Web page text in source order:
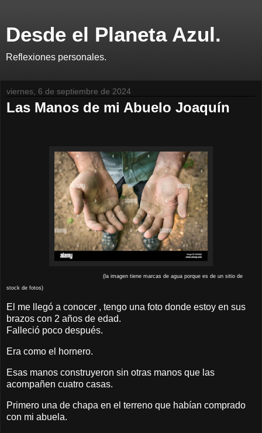
Desde el Planeta Azul.
Reflexiones personales.
viernes, 6 de septiembre de 2024
Las Manos de mi Abuelo Joaquín
(la imagen tiene marcas de agua porque es de un sitio de
stock de fotos)
El me llegó a conocer , tengo una foto donde estoy en sus
brazos con 2 años de edad.
Falleció poco después.
Era como el hornero.
Esas manos construyeron sin otras manos que las
acompañen cuatro casas.
Primero una de chapa en el terreno que habían comprado
con mi abuela.